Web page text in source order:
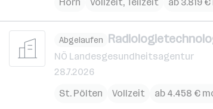
Abgelaufen
NÖ Landesgesundheitsagentur
28.7.2026
St. Pölten
Vollzeit ab 4.458 €